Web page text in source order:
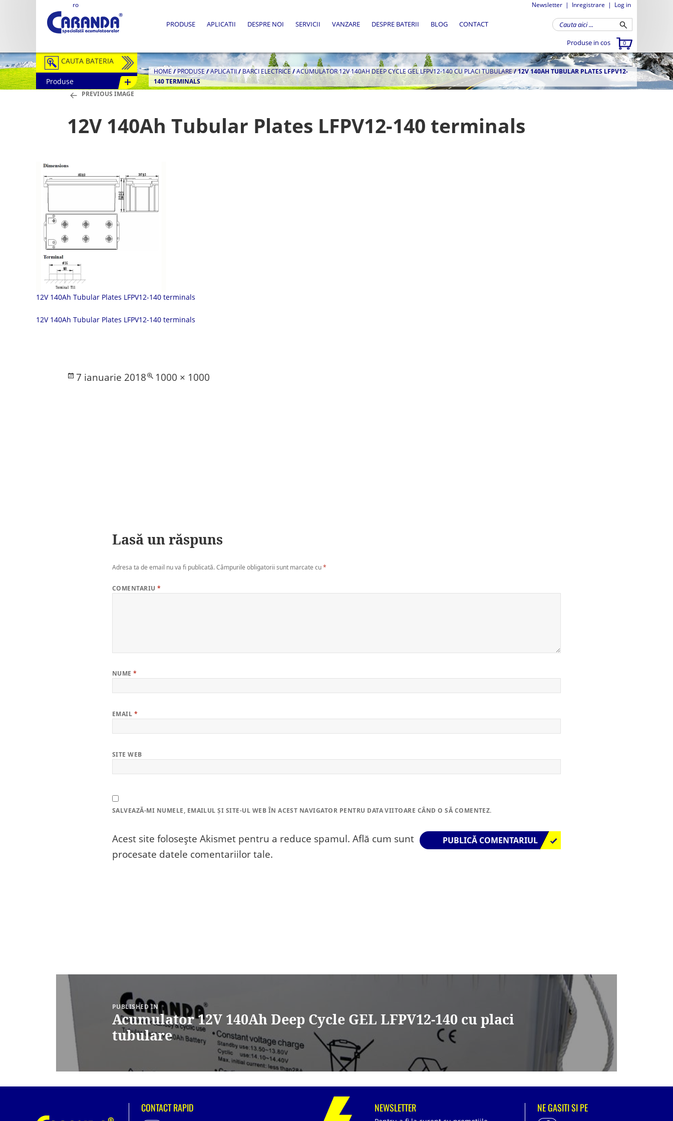
ro Newsletter | Inregistrare | Log in
Produse in cos 0
PRODUSE APLICATII DESPRE NOI SERVICII VANZARE DESPRE BATERII BLOG CONTACT
CAUTA BATERIA
Auto / Moto
Semitractiune
Redresoare
Accesorii Baterii
Fotovoltaice
Produse
HOME/PRODUSE /APLICATII/BARCI ELECTRICE/ACUMULATOR 12V 140AH DEEP CYCLE GEL LFPV12-140 CU PLACI TUBULARE/12V 140AH TUBULAR PLATES LFPV12-
140 TERMINALS
PREVIOUS IMAGE
12V 140Ah Tubular Plates LFPV12-140 terminals
12V 140Ah Tubular Plates LFPV12-140 terminals
12V 140Ah Tubular Plates LFPV12-140 terminals
Posted
7 ianuarie 2018
Full
1000 × 1000
Lasă un răspuns
Adresa ta de email nu va fi publicată.Câmpurile obligatorii sunt marcate cu*
COMENTARIU*
NUME*
EMAIL *
SITE WEB
SALVEAZĂ-MI NUMELE, EMAILUL ȘI SITE-UL WEB ÎN ACEST NAVIGATOR PENTRU DATA VIITOARE CÂND O SĂ COMENTEZ.
Acest site folosește Akismet pentru a reduce spamul. Află cum sunt
procesate datele comentariilor tale.
Navigare
articole
PUBLISHED IN
Acumulator 12V 140Ah Deep Cycle GEL LFPV12-140 cu placi
tubulare
CONTACT RAPID NEWSLETTER NE GASITI SI PE